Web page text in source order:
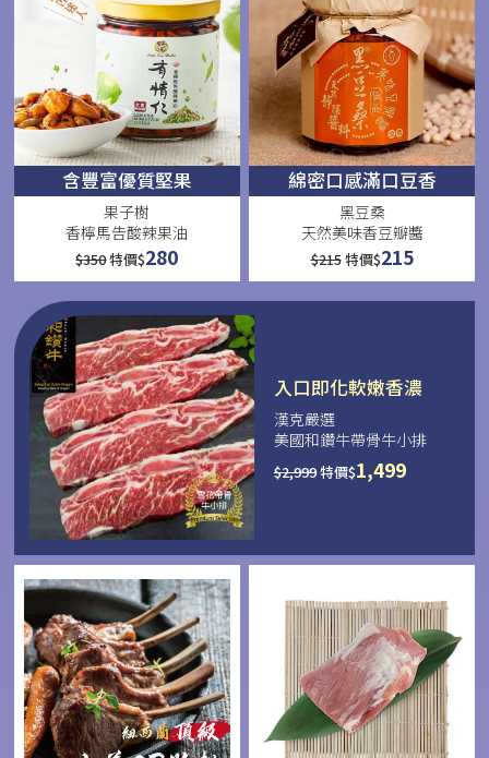
含豐富優質堅果
果子樹
香檸馬告酸辣果油
$350特價$280
綿密口感滿口豆香
黑豆桑
天然美味香豆瓣醬
$215特價$215
入口即化軟嫩香濃
漢克嚴選
美國和鑽牛帶骨牛小排
$2,999特價$1,499